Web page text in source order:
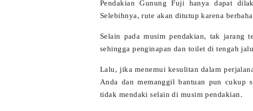
Pendakian Gunung Fuji hanya dapat
Selebihnya, rute akan ditutup karena
Selain pada musim pendakian, tak jarang
sehingga penginapan dan toilet di tengah
Lalu, jika menemui kesulitan dalam
Anda dan memanggil bantuan pun cukup
tidak mendaki selain di musim pendakian.